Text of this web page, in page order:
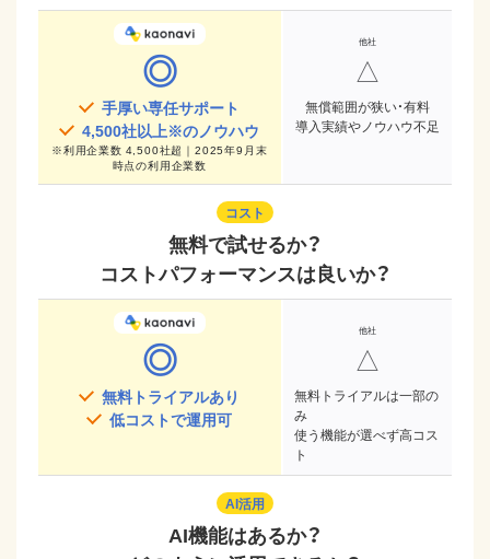
◎
手厚い専任サポート
4,500社以上※のノウハウ
※利用企業数 4,500社超｜2025年9月末
時点の利用企業数
△
無償範囲が狭い・有料
導入実績やノウハウ不足
コスト
無料で試せるか？
コストパフォーマンスは良いか？
◎
無料トライアルあり
低コストで運用可
△
無料トライアルは一部の
み
使う機能が選べず高コス
ト
AI活用
AI機能はあるか？